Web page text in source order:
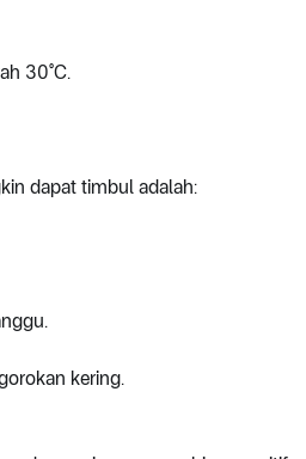
30°C.
dapat timbul adalah:
kering.